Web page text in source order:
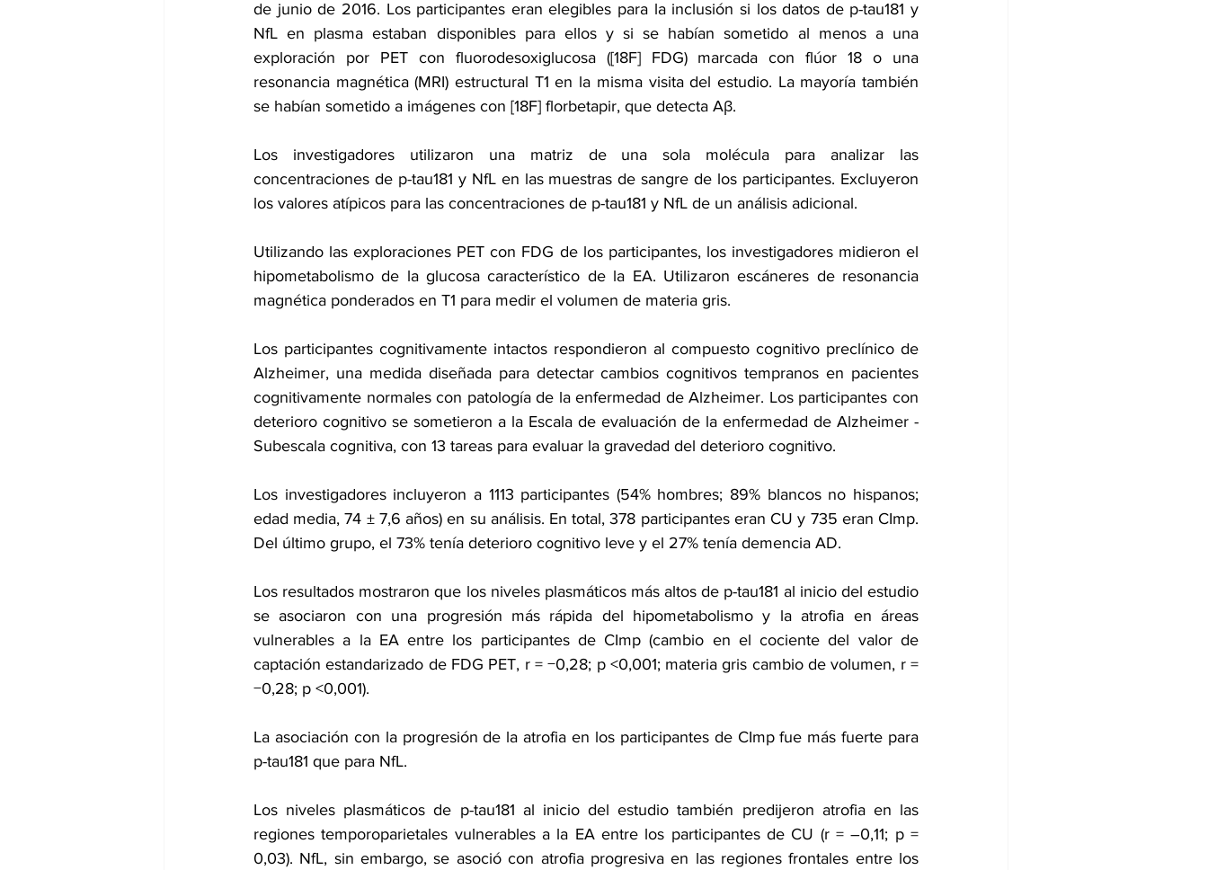
de junio de 2016. Los participantes eran elegibles para la inclusión si los datos de p-tau181 y
NfL en plasma estaban disponibles para ellos y si se habían sometido al menos a una
exploración por PET con fluorodesoxiglucosa ([18F] FDG) marcada con flúor 18 o una
resonancia magnética (MRI) estructural T1 en la misma visita del estudio. La mayoría también
se habían sometido a imágenes con [18F] florbetapir, que detecta Aβ.
Los investigadores utilizaron una matriz de una sola molécula para analizar las
concentraciones de p-tau181 y NfL en las muestras de sangre de los participantes. Excluyeron
los valores atípicos para las concentraciones de p-tau181 y NfL de un análisis adicional.
Utilizando las exploraciones PET con FDG de los participantes, los investigadores midieron el
hipometabolismo de la glucosa característico de la EA. Utilizaron escáneres de resonancia
magnética ponderados en T1 para medir el volumen de materia gris.
Los participantes cognitivamente intactos respondieron al compuesto cognitivo preclínico de
Alzheimer, una medida diseñada para detectar cambios cognitivos tempranos en pacientes
cognitivamente normales con patología de la enfermedad de Alzheimer. Los participantes con
deterioro cognitivo se sometieron a la Escala de evaluación de la enfermedad de Alzheimer -
Subescala cognitiva, con 13 tareas para evaluar la gravedad del deterioro cognitivo.
Los investigadores incluyeron a 1113 participantes (54% hombres; 89% blancos no hispanos;
edad media, 74 ± 7,6 años) en su análisis. En total, 378 participantes eran CU y 735 eran CImp.
Del último grupo, el 73% tenía deterioro cognitivo leve y el 27% tenía demencia AD.
Los resultados mostraron que los niveles plasmáticos más altos de p-tau181 al inicio del estudio
se asociaron con una progresión más rápida del hipometabolismo y la atrofia en áreas
vulnerables a la EA entre los participantes de CImp (cambio en el cociente del valor de
captación estandarizado de FDG PET, r = −0,28; p <0,001; materia gris cambio de volumen, r =
−0,28; p <0,001).
La asociación con la progresión de la atrofia en los participantes de CImp fue más fuerte para
p-tau181 que para NfL.
Los niveles plasmáticos de p-tau181 al inicio del estudio también predijeron atrofia en las
regiones temporoparietales vulnerables a la EA entre los participantes de CU (r = –0,11; p =
0,03). NfL, sin embargo, se asoció con atrofia progresiva en las regiones frontales entre los